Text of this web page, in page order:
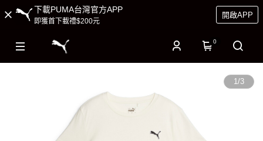
下載PUMA台灣官方APP
即獲首下載禮$200元
開啟APP
0
1/3